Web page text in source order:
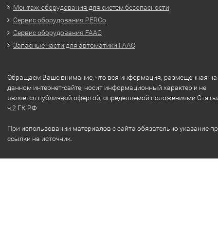
Монтаж оборудования для систем безопасности
Сервис оборудования PERCo
Сервис оборудования FAAC
Запасные части для автоматики FAAC
Обращаем Ваше внимание, что вся информация, размещенная на
данном интернет-сайте, носит информационный характер и не
является публичной офертой, определяемой положениями
ч.2 ГК РФ.
При использовании материалов с сайта обязательно указание
ссылки на источник.